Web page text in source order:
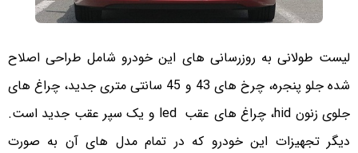
لیست طولانی به روزرسانی های این خودرو شامل طراحی اصلاح
شده جلو پنجره، چرخ های 43 و 45 سانتی متری جدید، چراغ های
جلوی زنون hid، چراغ های عقب led و یک سپر عقب جدید است.
دیگر تجهیزات این خودرو که در تمام مدل های آن به صورت